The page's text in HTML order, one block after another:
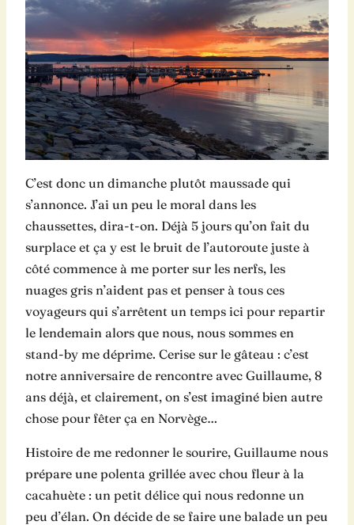
C’est donc un dimanche plutôt maussade qui
s’annonce. J’ai un peu le moral dans les
chaussettes, dira-t-on. Déjà 5 jours qu’on fait du
surplace et ça y est le bruit de l’autoroute juste à
côté commence à me porter sur les nerfs, les
nuages gris n’aident pas et penser à tous ces
voyageurs qui s’arrêtent un temps ici pour repartir
le lendemain alors que nous, nous sommes en
stand-by me déprime. Cerise sur le gâteau : c’est
notre anniversaire de rencontre avec Guillaume, 8
ans déjà, et clairement, on s’est imaginé bien autre
chose pour fêter ça en Norvège…
Histoire de me redonner le sourire, Guillaume nous
prépare une polenta grillée avec chou fleur à la
cacahuète : un petit délice qui nous redonne un
peu d’élan. On décide de se faire une balade un peu